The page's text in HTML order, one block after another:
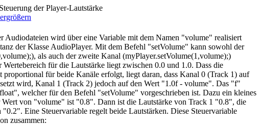
der Player-Lautstärke
Audiodateien wird über eine Variable mit dem Namen "volume" realisiert
der Klasse AudioPlayer. Mit dem Befehl "setVolume" kann sowohl der
als auch der zweite Kanal (myPlayer.setVolume(1,volume);)
für die Lautstärke liegt zwischen 0.0 und 1.0. Dass die
proportional für beide Kanäle erfolgt, liegt daran, dass Kanal 0 (Track 1) auf
wird, Kanal 1 (Track 2) jedoch auf den Wert "1.0f - volume". Das "f"
welcher für den Befehl "setVolume" vorgeschrieben ist. Dazu ein kleines
Wert von "volume" ist "0.8". Dann ist die Lautstärke von Track 1 "0.8", die
Eine Steuervariable regelt beide Lautstärken. Diese Steuervariable
zusammen: